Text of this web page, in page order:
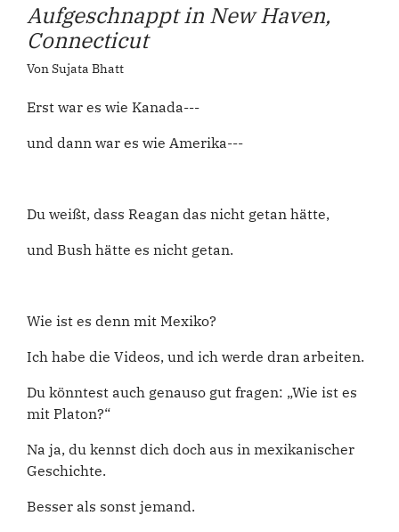
Aufgeschnappt in New Haven,
Connecticut
Von Sujata Bhatt
Erst war es wie Kanada---
und dann war es wie Amerika---
Du weißt, dass Reagan das nicht getan hätte,
und Bush hätte es nicht getan.
Wie ist es denn mit Mexiko?
Ich habe die Videos, und ich werde dran arbeiten.
Du könntest auch genauso gut fragen: „Wie ist es
mit Platon?“
Na ja, du kennst dich doch aus in mexikanischer
Geschichte.
Besser als sonst jemand.